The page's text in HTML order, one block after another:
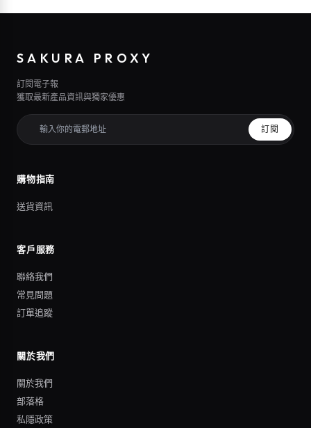
SAKURA PROXY
訂閱電子報
獲取最新產品資訊與獨家優惠
訂閱
購物指南
送貨資訊
客戶服務
聯絡我們
常見問題
訂單追蹤
關於我們
關於我們
部落格
私隱政策